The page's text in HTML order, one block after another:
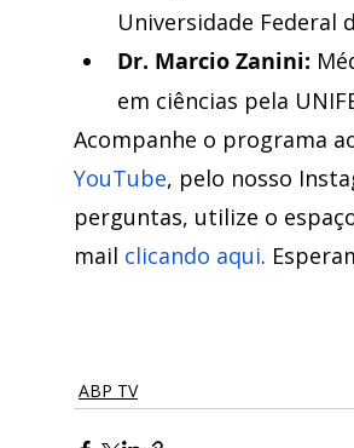
Universidade Federal
Dr. Marcio Zanini:
em ciências pela
Acompanhe o programa
YouTube, pelo nosso
perguntas, utilize o
mail clicando aqui.
ABP TV